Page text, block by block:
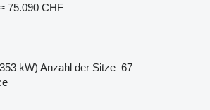
≈ 75.090 CHF
kW) Anzahl der Sitze 67